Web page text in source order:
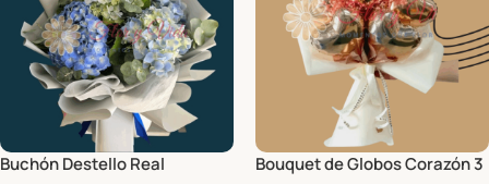
Buchón Destello Real
Bouquet de Globos Corazón 3